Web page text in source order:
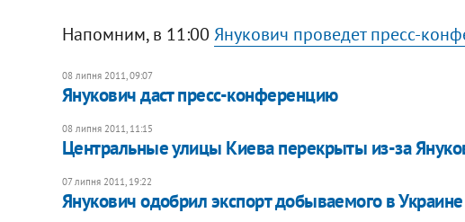
Напомним, в 11:00 Янукович проведет пресс-
08 липня 2011, 09:07
Янукович даст пресс-конференцию
08 липня 2011, 11:15
Центральные улицы Киева перекрыты из-за
07 липня 2011, 19:22
Янукович одобрил экспорт добываемого в Украине